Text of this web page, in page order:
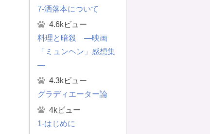
7-洒落本について
4.6kビュー
料理と暗殺 ―映画
「ミュンヘン」感想集
―
4.3kビュー
グラディエーター論
4kビュー
1-はじめに